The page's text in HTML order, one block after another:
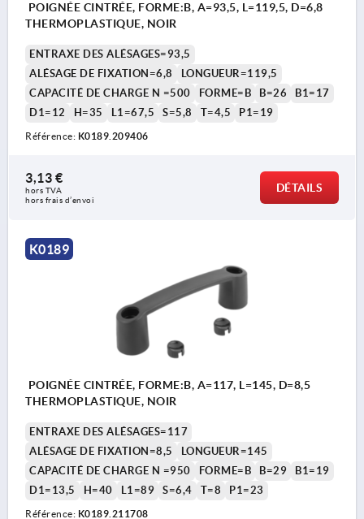
POIGNÉE CINTRÉE, FORME:B, A=93,5, L=119,5, D=6,8
THERMOPLASTIQUE, NOIR
ENTRAXE DES ALÉSAGES=93,5
ALÉSAGE DE FIXATION=6,8
LONGUEUR=119,5
CAPACITÉ DE CHARGE N =500
FORME=B B=26
B1=17
D1=12
H=35 L1=67,5 S=5,8 T=4,5 P1=19
Référence: K0189.209406
3,13 €
hors TVA
hors frais d’envoi
DÉTAILS
K0189
POIGNÉE CINTRÉE, FORME:B, A=117, L=145, D=8,5
THERMOPLASTIQUE, NOIR
ENTRAXE DES ALÉSAGES=117
ALÉSAGE DE FIXATION=8,5
LONGUEUR=145
CAPACITÉ DE CHARGE N =950
FORME=B B=29
B1=19
D1=13,5
H=40 L1=89 S=6,4 T=8 P1=23
Référence: K0189.211708